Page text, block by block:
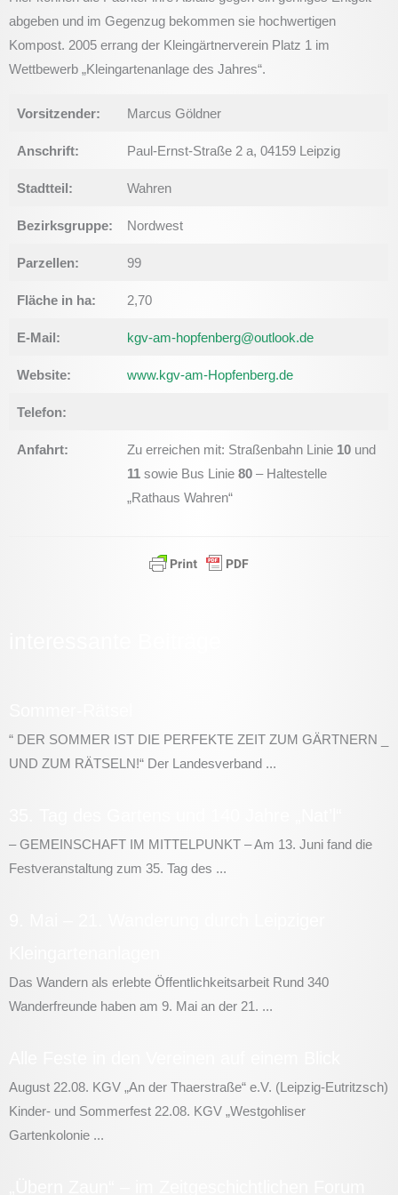
abgeben und im Gegenzug bekommen sie hochwertigen
Kompost. 2005 errang der Kleingärtnerverein Platz 1 im
Wettbewerb „Kleingartenanlage des Jahres“.
Vorsitzender: Marcus Göldner
Anschrift: Paul-Ernst-Straße 2 a, 04159 Leipzig
Stadtteil: Wahren
Bezirksgruppe: Nordwest
Parzellen: 99
Fläche in ha: 2,70
E-Mail: kgv-am-hopfenberg@outlook.de
Website: www.kgv-am-Hopfenberg.de
Telefon:
Anfahrt: Zu erreichen mit: Straßenbahn Linie 10und
11sowie Bus Linie 80– Haltestelle
„Rathaus Wahren“
“ DER SOMMER IST DIE PERFEKTE ZEIT ZUM GÄRTNERN _
UND ZUM RÄTSELN!“ Der Landesverband ...
– GEMEINSCHAFT IM MITTELPUNKT – Am 13. Juni fand die
Festveranstaltung zum 35. Tag des ...
Das Wandern als erlebte Öffentlichkeitsarbeit Rund 340
Wanderfreunde haben am 9. Mai an der 21. ...
August 22.08. KGV „An der Thaerstraße“ e.V. (Leipzig-Eutritzsch)
Kinder- und Sommerfest 22.08. KGV „Westgohliser
Gartenkolonie ...